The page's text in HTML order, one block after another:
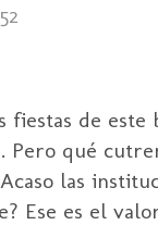
fiestas de
Pero qué
las
Ese es el